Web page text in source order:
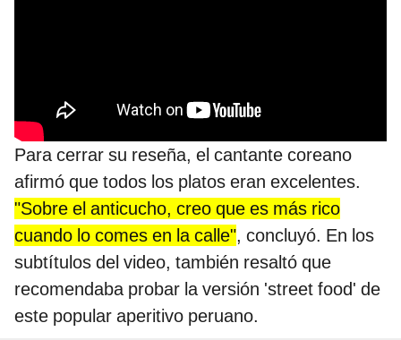
Para cerrar su reseña, el cantante coreano
afirmó que todos los platos eran excelentes.
"Sobre el anticucho, creo que es más rico
cuando lo comes en la calle", concluyó. En los
subtítulos del video, también resaltó que
recomendaba probar la versión 'street food' de
este popular aperitivo peruano.